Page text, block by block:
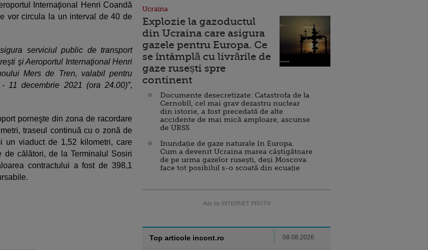
Internaţional Henri Coandă
vor circula la un interval de 40 de
serviciul public de transport
şi Aeroportul Internaţional Henri
Mers de Tren, valabil pentru
11 decembrie 2021 (ora 24.00)”,
porneşte din zona de racordare
traseul continuă cu o zonă de
un viaduct de 1,52 kilometri, care
de călători, de la Terminalul Sosiri
contractului a fost de 398,1
Ucraina
Explozie la gazoductul
din Ucraina care asigura
gazele pentru Europa. Ce
se întâmplă cu livrările de
gaze rusești spre
continent
Documente desecretizate: Catastrofa de la
Cernobîl, cel mai grav dezastru nuclear
din istorie, a fost precedată de alte
accidente de mai mică amploare, ascunse
de URSS
Inundație de gaze naturale în Europa.
Cum a devenit Ucraina marea câștigătoare
de pe urma gazelor rusești, deși Moscova
face tot posibilul s-o scoată din ecuație
Ads by INTERNET PROTV
Top articole incont.ro 08.08.2026